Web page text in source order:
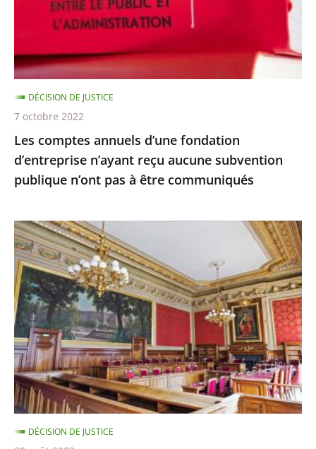
n’ayant
aucune
subvention
publique
n’ont
pas
à
être
Les comptes annuels d’une fondation
d’entreprise n’ayant reçu aucune subvention
publique n’ont pas à être communiqués
DÉCISION DE JUSTICE
7 octobre 2022
Le
juge
des
référés
du
Conseil
d'État
ne
suspend
pas
l’expulsion
DÉCISION DE JUSTICE